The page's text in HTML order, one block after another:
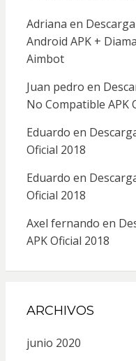
Adriana en
Android APK +
Aimbot
Juan pedro en
No Compatible APK
Eduardo en
Oficial 2018
Eduardo en
Oficial 2018
Axel fernando en
APK Oficial 2018
ARCHIVOS
junio 2020